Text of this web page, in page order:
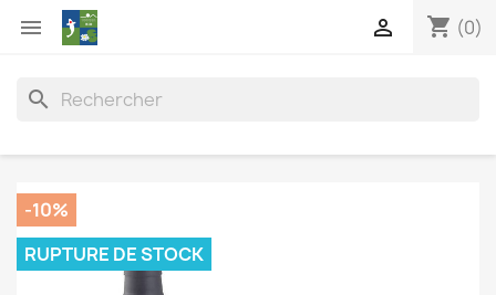
 shopping_cart (0)

search
-10%
RUPTURE DE STOCK